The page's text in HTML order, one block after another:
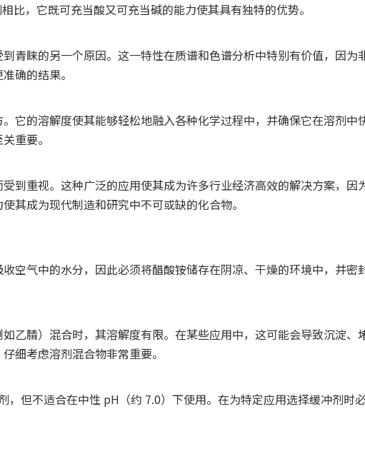
，它既可充当酸又可充当碱的能力使其具有独特的优势。
青睐的另一个原因。这一特性在质谱和色谱分析中特别有价值，因
确的结果。
它的溶解度使其能够轻松地融入各种化学过程中，并确保它在溶剂
重要。
到重视。这种广泛的应用使其成为许多行业经济高效的解决方案，
其成为现代制造和研究中不可或缺的化合物。
空气中的水分，因此必须将醋酸铵储存在阴凉、干燥的环境中，并
乙腈）混合时，其溶解度有限。在某些应用中，这可能会导致沉淀、
细考虑溶剂混合物非常重要。
但不适合在中性 pH（约 7.0）下使用。在为特定应用选择缓冲剂时